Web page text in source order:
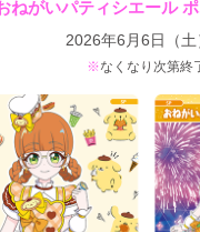
ねがいパティシエール
2026年6月6日（土
なくなり次第終